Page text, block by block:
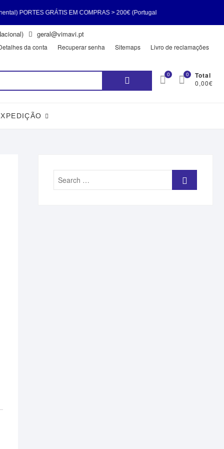
EM COMPRAS > 200€ (Portugal
GRÁTIS EM COMPRAS > 200€
geral@vimavi.pt
da conta Recuperar senha Sitemaps Livro de reclamações
Pesquisar
0 Total
0,00€
0
Search